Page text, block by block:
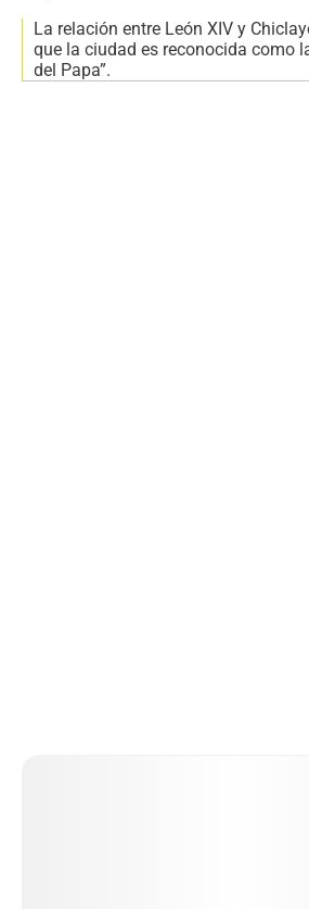
La relación entre León XIV y
que la ciudad es reconocida como
del Papa”.